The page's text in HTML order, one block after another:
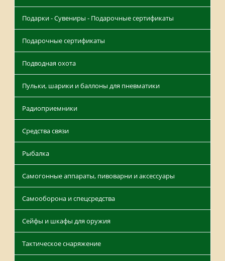
Подарки - Сувениры - Подарочные сертификаты
Подарочные сертификаты
Подводная охота
Пульки, шарики и баллоны для пневматики
Радиоприемники
Средства связи
Рыбалка
Самогонные аппараты, пивоварни и аксессуары
Самооборона и спецсредства
Сейфы и шкафы для оружия
Тактическое снаряжение